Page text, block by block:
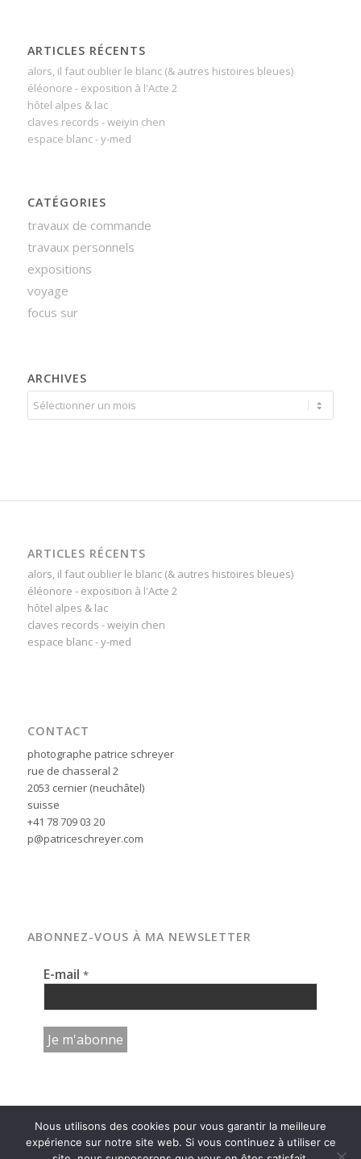
ARTICLES RÉCENTS
alors, il faut oublier le blanc (& autres histoires bleues)
éléonore - exposition à l'Acte 2
hôtel alpes & lac
claves records - weiyin chen
espace blanc - y-med
CATÉGORIES
travaux de commande
travaux personnels
expositions
voyage
focus sur
ARCHIVES
ARTICLES RÉCENTS
alors, il faut oublier le blanc (& autres histoires bleues)
éléonore - exposition à l'Acte 2
hôtel alpes & lac
claves records - weiyin chen
espace blanc - y-med
CONTACT
photographe patrice schreyer
rue de chasseral 2
2053 cernier (neuchâtel)
suisse
+41 78 709 03 20
p@patriceschreyer.com
ABONNEZ-VOUS À MA NEWSLETTER
E-mail *
Nous utilisons des cookies pour vous garantir la meilleure
expérience sur notre site web. Si vous continuez à utiliser ce